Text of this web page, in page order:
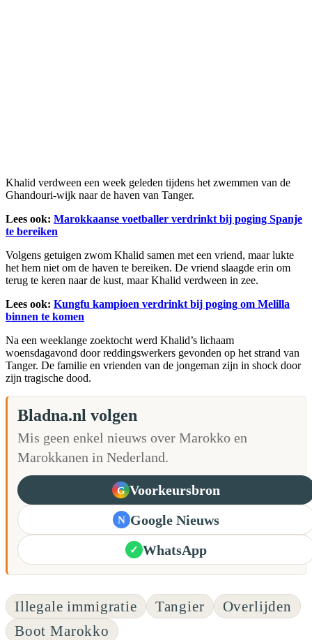
Khalid verdween een week geleden tijdens het zwemmen van de
Ghandouri-wijk naar de haven van Tanger.
Lees ook: Marokkaanse voetballer verdrinkt bij poging Spanje
te bereiken
Volgens getuigen zwom Khalid samen met een vriend, maar lukte
het hem niet om de haven te bereiken. De vriend slaagde erin om
terug te keren naar de kust, maar Khalid verdween in zee.
Lees ook: Kungfu kampioen verdrinkt bij poging om Melilla
binnen te komen
Na een weeklange zoektocht werd Khalid’s lichaam
woensdagavond door reddingswerkers gevonden op het strand van
Tanger. De familie en vrienden van de jongeman zijn in shock door
zijn tragische dood.
Bladna.nl volgen
Mis geen enkel nieuws over Marokko en
Marokkanen in Nederland.
G Voorkeursbron
N Google Nieuws
✓ WhatsApp
Illegale immigratie Tangier
Overlijden
Boot Marokko